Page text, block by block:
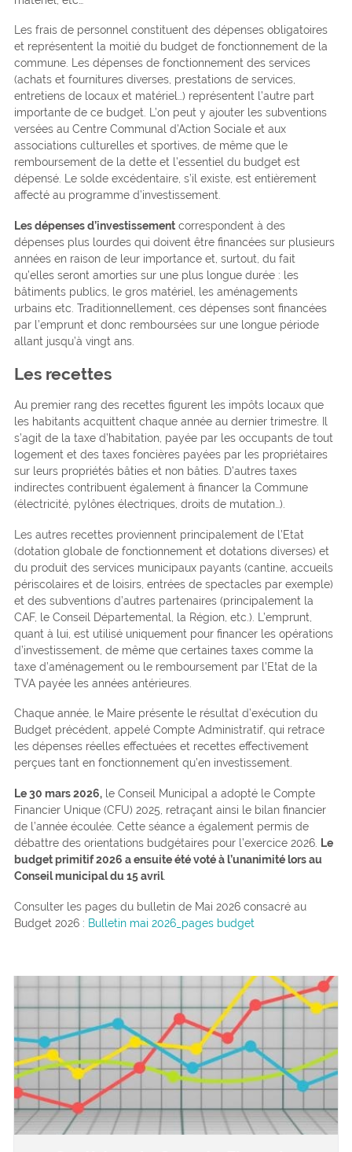
Les frais de personnel constituent des dépenses obligatoires
et représentent la moitié du budget de fonctionnement de la
commune. Les dépenses de fonctionnement des services
(achats et fournitures diverses, prestations de services,
entretiens de locaux et matériel…) représentent l’autre part
importante de ce budget. L’on peut y ajouter les subventions
versées au Centre Communal d’Action Sociale et aux
associations culturelles et sportives, de même que le
remboursement de la dette et l’essentiel du budget est
dépensé. Le solde excédentaire, s’il existe, est entièrement
affecté au programme d’investissement.
Les dépenses d’investissementcorrespondent à des
dépenses plus lourdes qui doivent être financées sur plusieurs
années en raison de leur importance et, surtout, du fait
qu’elles seront amorties sur une plus longue durée : les
bâtiments publics, le gros matériel, les aménagements
urbains etc. Traditionnellement, ces dépenses sont financées
par l’emprunt et donc remboursées sur une longue période
allant jusqu’à vingt ans.
Les recettes
Au premier rang des recettes figurent les impôts locaux que
les habitants acquittent chaque année au dernier trimestre. Il
s’agit de la taxe d’habitation, payée par les occupants de tout
logement et des taxes foncières payées par les propriétaires
sur leurs propriétés bâties et non bâties. D’autres taxes
indirectes contribuent également à financer la Commune
(électricité, pylônes électriques, droits de mutation…).
Les autres recettes proviennent principalement de l’Etat
(dotation globale de fonctionnement et dotations diverses) et
du produit des services municipaux payants (cantine, accueils
périscolaires et de loisirs, entrées de spectacles par exemple)
et des subventions d’autres partenaires (principalement la
CAF, le Conseil Départemental, la Région, etc.). L’emprunt,
quant à lui, est utilisé uniquement pour financer les opérations
d’investissement, de même que certaines taxes comme la
taxe d’aménagement ou le remboursement par l’Etat de la
TVA payée les années antérieures.
Chaque année, le Maire présente le résultat d’exécution du
Budget précédent, appelé Compte Administratif, qui retrace
les dépenses réelles effectuées et recettes effectivement
perçues tant en fonctionnement qu’en investissement.
Le 30 mars 2026,le Conseil Municipal a adopté le Compte
Financier Unique (CFU) 2025, retraçant ainsi le bilan financier
de l’année écoulée. Cette séance a également permis de
débattre des orientations budgétaires pour l’exercice 2026.
Le
budget primitif 2026 a ensuite été voté à l’unanimité lors au
Conseil municipal du 15 avril.
Consulter les pages du bulletin de Mai 2026 consacré au
Budget 2026 : Bulletin mai 2026_pages budget